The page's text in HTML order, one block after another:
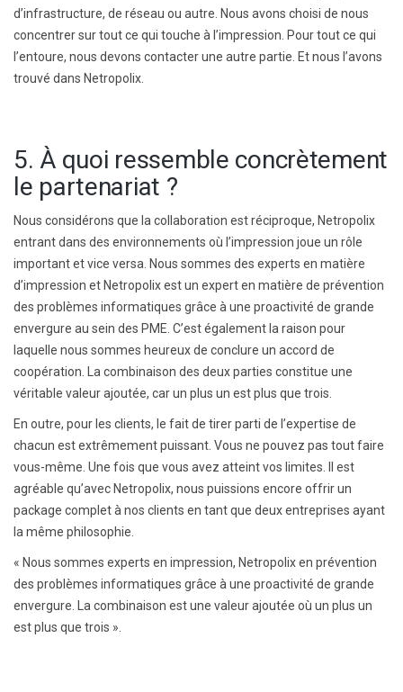
d’infrastructure, de réseau ou autre. Nous avons choisi de nous
concentrer sur tout ce qui touche à l’impression. Pour tout ce qui
l’entoure, nous devons contacter une autre partie. Et nous l’avons
trouvé dans Netropolix.
5. À quoi ressemble concrètement
le partenariat ?
Nous considérons que la collaboration est réciproque, Netropolix
entrant dans des environnements où l’impression joue un rôle
important et vice versa. Nous sommes des experts en matière
d’impression et Netropolix est un expert en matière de prévention
des problèmes informatiques grâce à une proactivité de grande
envergure au sein des PME. C’est également la raison pour
laquelle nous sommes heureux de conclure un accord de
coopération. La combinaison des deux parties constitue une
véritable valeur ajoutée, car un plus un est plus que trois.
En outre, pour les clients, le fait de tirer parti de l’expertise de
chacun est extrêmement puissant. Vous ne pouvez pas tout faire
vous-même. Une fois que vous avez atteint vos limites. Il est
agréable qu’avec Netropolix, nous puissions encore offrir un
package complet à nos clients en tant que deux entreprises ayant
la même philosophie.
« Nous sommes experts en impression, Netropolix en prévention
des problèmes informatiques grâce à une proactivité de grande
envergure. La combinaison est une valeur ajoutée où un plus un
est plus que trois ».